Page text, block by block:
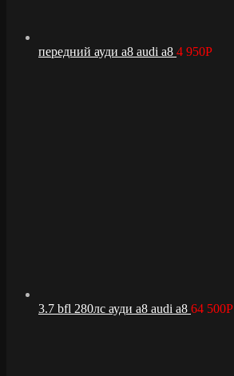
передний ауди а8 audi a8 4 950Р
3.7 bfl 280лс ауди а8 audi a8 64 500Р